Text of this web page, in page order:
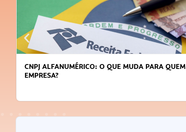
QUEM JÁ TEM DICAS PARA OBTER CRÉDITO